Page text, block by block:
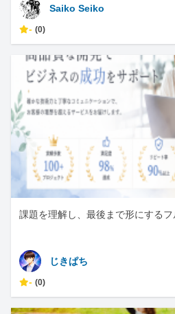
Saiko Seiko
- (0)
課題を理解し、最後まで形にする
じきぱち
- (0)